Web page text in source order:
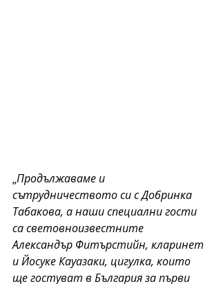
„Продължаваме и
сътрудничеството си с Добринка
Табакова, а наши специални гости
са световноизвестните
Александър Фитърстийн, кларинет
и Йосуке Кауазаки, цигулка, които
ще гостуват в България за първи